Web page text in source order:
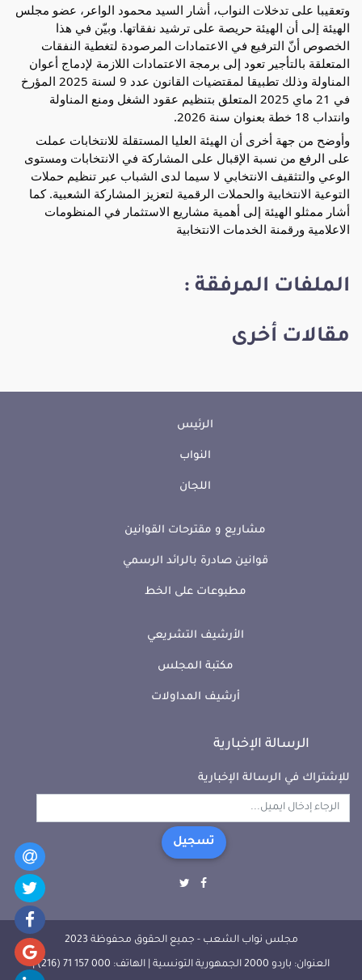
وتعقيبا على تدخلات النواب، أشار السيد محمود الواعر، عضو مجلس
الهيئة إلى أن الهيئة حريصة على ترشيد نفقاتها. وبيّن في هذا
الخصوص أنّ الترفيع في الاعتمادات المرصودة لتغطية النفقات
المتعلقة بالتأجير تعود إلى برمجة الاعتمادات اللازمة لإدماج أعوان
المناولة وذلك تطبيقا لمقتضيات القانون عدد 9 لسنة 2025 المؤرخ
في 21 ماي 2025 المتعلق بتنظيم عقود الشغل ومنع المناولة
وانتداب 18 خطة بعنوان سنة 2026.
وأوضح من جهة أخرى أن الهيئة العليا المستقلة للانتخابات عملت
على الرفع من نسبة الإقبال على المشاركة في الانتخابات ومستوى
الوعي والتثقيف الانتخابي لا سيما لدى الشباب عبر تنظيم حملات
التوعية الانتخابية والحملات الرقمية لتعزيز المشاركة الشعبية. كما
أشار ممثلو الهيئة إلى أهمية مشاريع الاستثمار في المنظومات
الاعلامية ورقمنة الخدمات الانتخابية
الملفات المرفقة :
مقالات أخرى
الرئيس
النواب
اللجان
مشاريع و مقترحات القوانين
قوانين صادرة بالرائد الرسمي
مطبوعات على الخط
الأرشيف التشريعي
مكتبة المجلس
أرشيف المداولات
الرسالة الإخبارية
للإشتراك في الرسالة الإخبارية
تسجيل
مجلس نواب الشعب - جميع الحقوق محفوظة 2023
العنوان: باردو 2000 الجمهورية التونسية | الهاتف: 000 157 71 (216) |